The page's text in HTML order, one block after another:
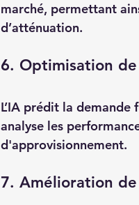
marché, permettant
d’atténuation.
6. Optimisation
L’IA prédit la
analyse les
d'approvisionnement.
7. Amélioration